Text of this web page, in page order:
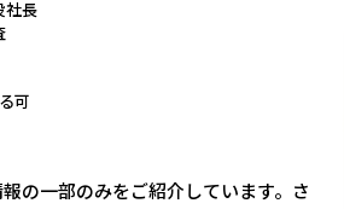
社長
可
の一部のみをご紹介しています。さ